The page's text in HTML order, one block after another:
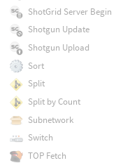
ShotGrid Server Begin
Shotgun Update
Shotgun Upload
Sort
Split
Split by Count
Subnetwork
Switch
TOP Fetch